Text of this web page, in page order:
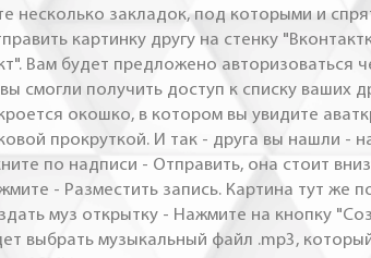
несколько закладок, под которыми и
картинку другу на стенку
Вам будет предложено авторизоваться
смогли получить доступ к списку ваших
окошко, в котором вы увидите
прокруткой. И так - друга вы нашли
по надписи - Отправить, она стоит
- Разместить запись. Картина тут же
муз открытку - Нажмите на кнопку
выбрать музыкальный файл .mp3,